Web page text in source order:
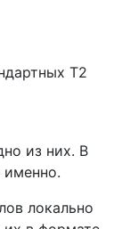
Т2
из них. В
именно.
локально